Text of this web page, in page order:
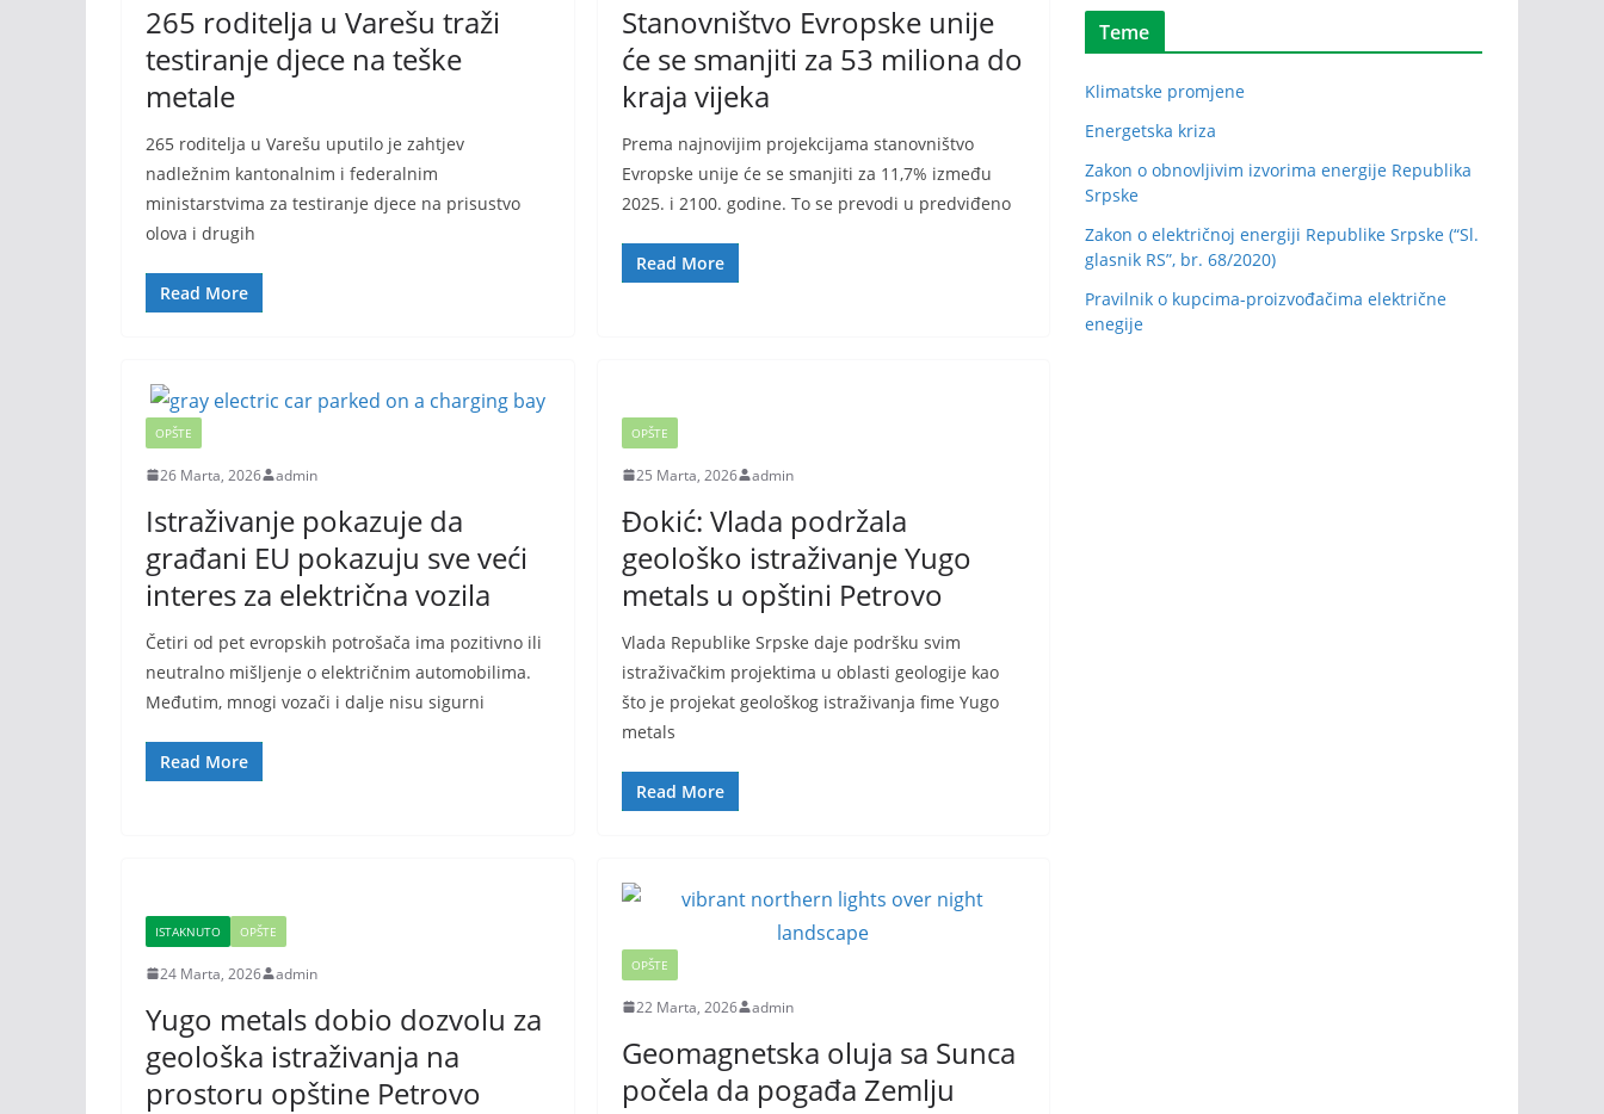
265 roditelja u Varešu traži
testiranje djece na teške
metale
265 roditelja u Varešu uputilo je zahtjev
nadležnim kantonalnim i federalnim
ministarstvima za testiranje djece na prisustvo
olova i drugih
Read More
Stanovništvo Evropske unije
će se smanjiti za 53 miliona do
kraja vijeka
Prema najnovijim projekcijama stanovništvo
Evropske unije će se smanjiti za 11,7% između
2025. i 2100. godine. To se prevodi u predviđeno
Read More
OPŠTE
26 Marta, 2026 admin
Istraživanje pokazuje da
građani EU pokazuju sve veći
interes za električna vozila
Četiri od pet evropskih potrošača ima pozitivno ili
neutralno mišljenje o električnim automobilima.
Međutim, mnogi vozači i dalje nisu sigurni
Read More
OPŠTE
25 Marta, 2026 admin
Đokić: Vlada podržala
geološko istraživanje Yugo
metals u opštini Petrovo
Vlada Republike Srpske daje podršku svim
istraživačkim projektima u oblasti geologije kao
što je projekat geološkog istraživanja fime Yugo
metals
Read More
ISTAKNUTO OPŠTE
24 Marta, 2026 admin
Yugo metals dobio dozvolu za
geološka istraživanja na
prostoru opštine Petrovo
OPŠTE
22 Marta, 2026 admin
Geomagnetska oluja sa Sunca
počela da pogađa Zemlju
Teme
Klimatske promjene
Energetska kriza
Zakon o obnovljivim izvorima energije Republika
Srpske
Zakon o električnoj energiji Republike Srpske (“Sl.
glasnik RS”, br. 68/2020)
Pravilnik o kupcima-proizvođačima električne
enegije